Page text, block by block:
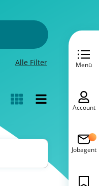
Alle Filter Menü
Account
Jobagent